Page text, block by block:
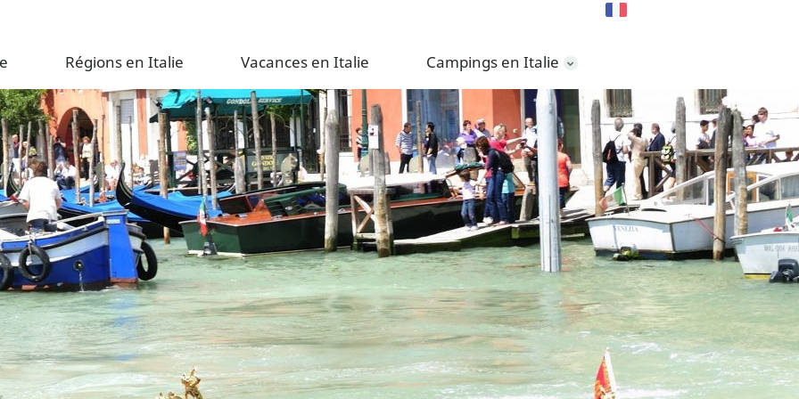
Régions en Italie Vacances en Italie Campings en Italie